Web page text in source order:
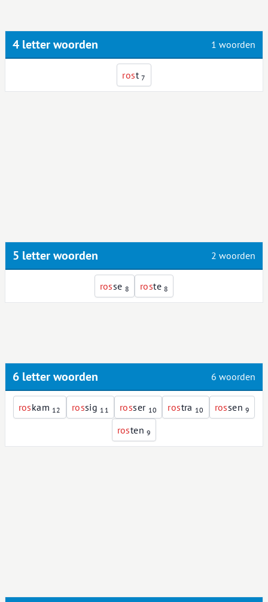
4 letter woorden 1 woorden
rost 7
5 letter woorden 2 woorden
rosse 8 roste 8
6 letter woorden 6 woorden
roskam 12 rossig 11 rosser 10 rostra 10 rossen 9
rosten 9